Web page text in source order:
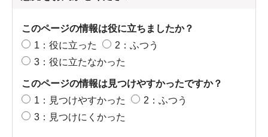
このページの情報は役に立ちましたか？
1：役に立った
2：ふつう
3：役に立たなかった
このページの情報は見つけやすかったですか？
1：見つけやすかった
2：ふつう
3：見つけにくかった